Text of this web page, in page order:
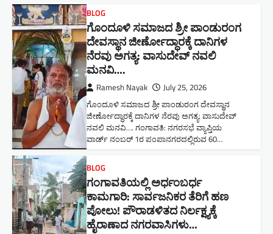
BLOG
ಗೊಂದೂಳಿ ಸಮಾಜದ ಶ್ರೀ ಪಾಂಡುರಂಗ
ದೇವಸ್ಥಾನ ಜೀರ್ಣೋದ್ಧಾರಕ್ಕೆ ದಾನಿಗಳ
ನೆರವು ಅಗತ್ಯ: ವಾಸುದೇವ್ ನವಲಿ
ಮನವಿ​….
Ramesh Nayak July 25, 2026
ಗೊಂದೂಳಿ ಸಮಾಜದ ಶ್ರೀ ಪಾಂಡುರಂಗ ದೇವಸ್ಥಾನ
ಜೀರ್ಣೋದ್ಧಾರಕ್ಕೆ ದಾನಿಗಳ ನೆರವು ಅಗತ್ಯ: ವಾಸುದೇವ್
ನವಲಿ ಮನವಿ​…. ಗಂಗಾವತಿ: ​ನಗರಸಭೆ ವ್ಯಾಪ್ತಿಯ
ವಾರ್ಡ್ ನಂಬರ್ 1ರ ಪಂಪಾನಗರದಲ್ಲಿರುವ 60…
BLOG
ಗಂಗಾವತಿಯಲ್ಲಿ ಅರ್ಧಂಬರ್ಧ
ಕಾಮಗಾರಿ: ಸಾರ್ವಜನಿಕರ ತೆರಿಗೆ ಹಣ
ಪೋಲು! ಪೌರಾಡಳಿತದ ನಿರ್ಲಕ್ಷ್ಯಕ್ಕೆ
ಹೈರಾಣಾದ ನಗರವಾಸಿಗಳು​…